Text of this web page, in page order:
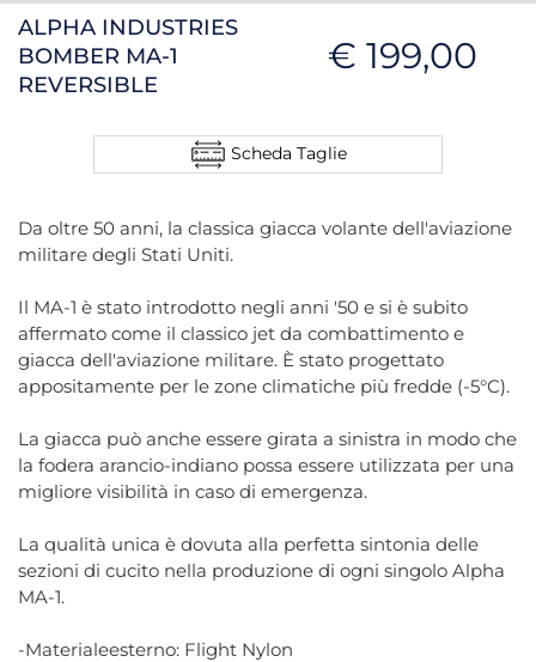
ALPHA INDUSTRIES
BOMBER MA-1
REVERSIBLE
€ 199,00
Scheda Taglie
Da oltre 50 anni, la classica giacca volante dell'aviazione
militare degli Stati Uniti.
Il MA-1 è stato introdotto negli anni '50 e si è subito
affermato come il classico jet da combattimento e
giacca dell'aviazione militare. È stato progettato
appositamente per le zone climatiche più fredde (-5°C).
La giacca può anche essere girata a sinistra in modo che
la fodera arancio-indiano possa essere utilizzata per una
migliore visibilità in caso di emergenza.
La qualità unica è dovuta alla perfetta sintonia delle
sezioni di cucito nella produzione di ogni singolo Alpha
MA-1.
-Materialeesterno: Flight Nylon